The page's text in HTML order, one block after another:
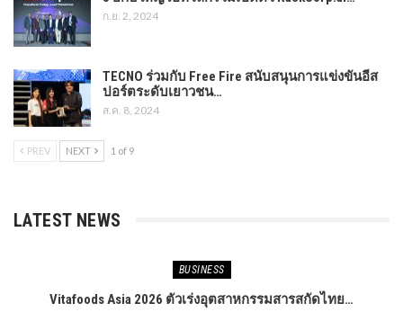
ก.ย. 2, 2024
TECNO ร่วมกับ Free Fire สนับสนุนการแข่งขันอีส
ปอร์ตระดับเยาวชน…
ส.ค. 8, 2024
PREV NEXT 1 of 9
LATEST NEWS
BUSINESS
Vitafoods Asia 2026 ตัวเร่งอุตสาหกรรมสารสกัดไทย…